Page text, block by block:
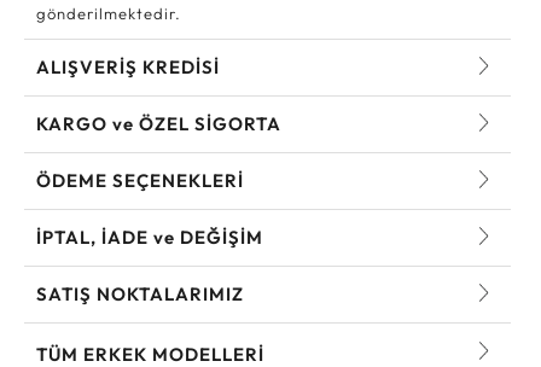
gönderilmektedir.
ALIŞVERİŞ KREDİSİ
KARGO ve ÖZEL SİGORTA
ÖDEME SEÇENEKLERİ
İPTAL, İADE ve DEĞİŞİM
SATIŞ NOKTALARIMIZ
TÜM ERKEK MODELLERI